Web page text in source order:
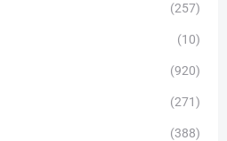
(257)
(10)
(920)
(271)
(388)